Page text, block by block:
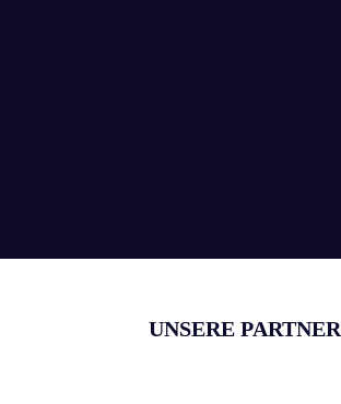
UNSERE PARTNER